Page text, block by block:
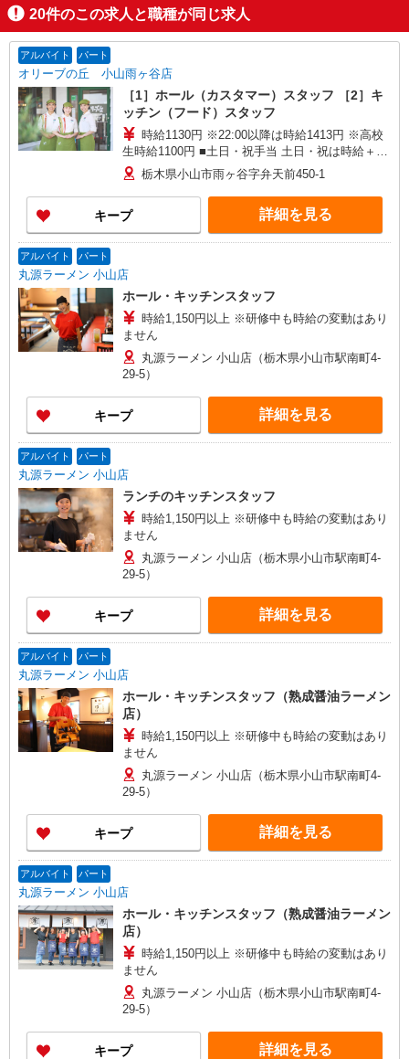
20件のこの求人と職種が同じ求人
アルバイト パート
オリーブの丘 小山雨ヶ谷店
［1］ホール（カスタマー）スタッフ ［2］キ
ッチン（フード）スタッフ
時給1130円 ※22:00以降は時給1413円 ※高校
生時給1100円 ■土日・祝手当 土日・祝は時給＋
100円 ■特別手当 早朝手当（6:00〜8:00）時給＋
100円
栃木県小山市雨ヶ谷字弁天前450-1
キープ 詳細を見る
アルバイト パート
丸源ラーメン 小山店
ホール・キッチンスタッフ
時給1,150円以上 ※研修中も時給の変動はあり
ません
丸源ラーメン 小山店（栃木県小山市駅南町4-
29-5）
キープ 詳細を見る
アルバイト パート
丸源ラーメン 小山店
ランチのキッチンスタッフ
時給1,150円以上 ※研修中も時給の変動はあり
ません
丸源ラーメン 小山店（栃木県小山市駅南町4-
29-5）
キープ 詳細を見る
アルバイト パート
丸源ラーメン 小山店
ホール・キッチンスタッフ（熟成醤油ラーメン
店）
時給1,150円以上 ※研修中も時給の変動はあり
ません
丸源ラーメン 小山店（栃木県小山市駅南町4-
29-5）
キープ 詳細を見る
アルバイト パート
丸源ラーメン 小山店
ホール・キッチンスタッフ（熟成醤油ラーメン
店）
時給1,150円以上 ※研修中も時給の変動はあり
ません
丸源ラーメン 小山店（栃木県小山市駅南町4-
29-5）
キープ 詳細を見る